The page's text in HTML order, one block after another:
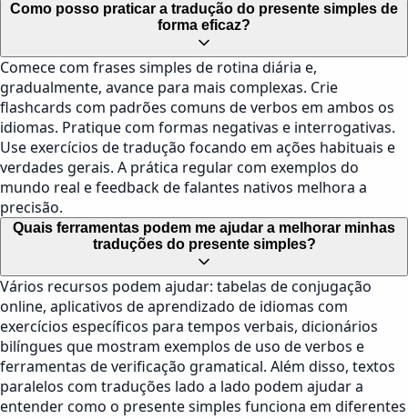
Como posso praticar a tradução do presente simples de
forma eficaz?
Comece com frases simples de rotina diária e,
gradualmente, avance para mais complexas. Crie
flashcards com padrões comuns de verbos em ambos os
idiomas. Pratique com formas negativas e interrogativas.
Use exercícios de tradução focando em ações habituais e
verdades gerais. A prática regular com exemplos do
mundo real e feedback de falantes nativos melhora a
precisão.
Quais ferramentas podem me ajudar a melhorar minhas
traduções do presente simples?
Vários recursos podem ajudar: tabelas de conjugação
online, aplicativos de aprendizado de idiomas com
exercícios específicos para tempos verbais, dicionários
bilíngues que mostram exemplos de uso de verbos e
ferramentas de verificação gramatical. Além disso, textos
paralelos com traduções lado a lado podem ajudar a
entender como o presente simples funciona em diferentes